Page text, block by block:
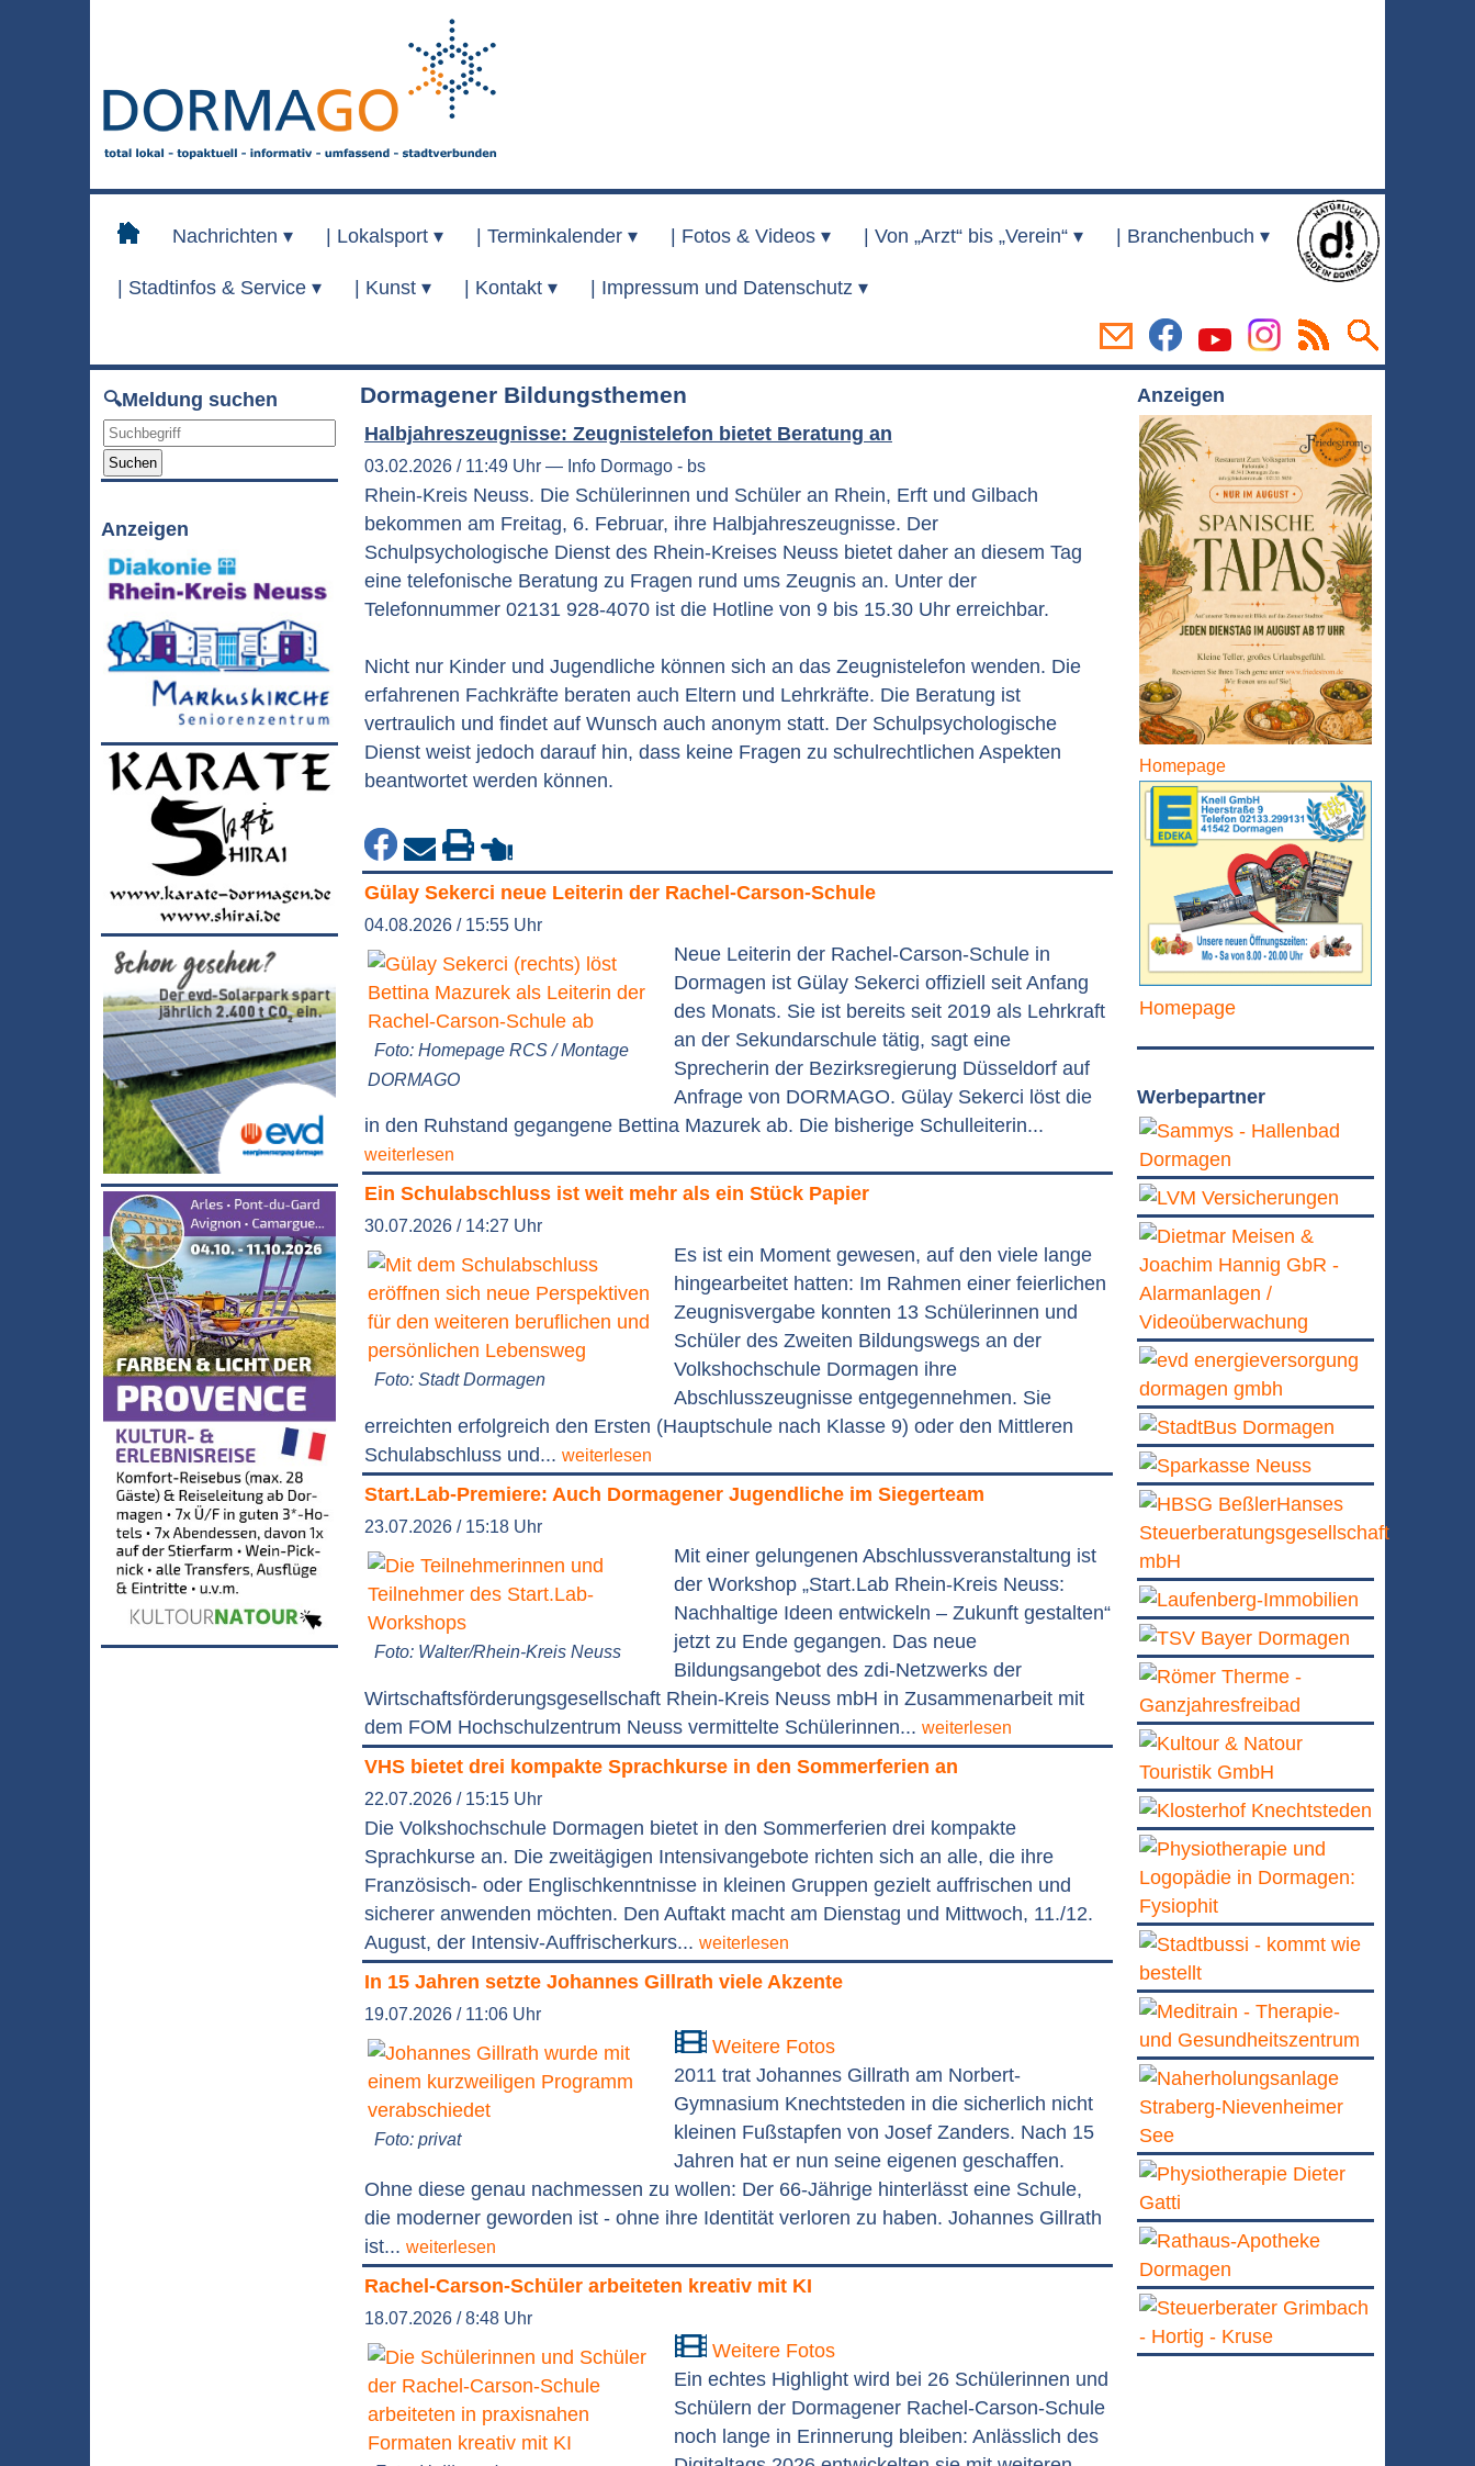
Nachrichten ▾ Lokalsport ▾ Terminkalender ▾ Fotos & Videos ▾ Von „Arzt“ bis „Verein“ ▾ Branchenbuch ▾
Stadtinfos & Service ▾ Kunst ▾ Kontakt ▾ Impressum und Datenschutz ▾
🔍Meldung suchen
Suchen
Anzeigen
Dormagener Bildungsthemen
Halbjahreszeugnisse: Zeugnistelefon bietet Beratung an
03.02.2026 / 11:49 Uhr — Info Dormago - bs
Rhein-Kreis Neuss. Die Schülerinnen und Schüler an Rhein, Erft und Gilbach
bekommen am Freitag, 6. Februar, ihre Halbjahreszeugnisse. Der
Schulpsychologische Dienst des Rhein-Kreises Neuss bietet daher an diesem Tag
eine telefonische Beratung zu Fragen rund ums Zeugnis an. Unter der
Telefonnummer 02131 928-4070 ist die Hotline von 9 bis 15.30 Uhr erreichbar.
Nicht nur Kinder und Jugendliche können sich an das Zeugnistelefon wenden. Die
erfahrenen Fachkräfte beraten auch Eltern und Lehrkräfte. Die Beratung ist
vertraulich und findet auf Wunsch auch anonym statt. Der Schulpsychologische
Dienst weist jedoch darauf hin, dass keine Fragen zu schulrechtlichen Aspekten
beantwortet werden können.
Gülay Sekerci neue Leiterin der Rachel-Carson-Schule
04.08.2026 / 15:55 Uhr
Foto: Homepage RCS / Montage
DORMAGO
Neue Leiterin der Rachel-Carson-Schule in
Dormagen ist Gülay Sekerci offiziell seit Anfang
des Monats. Sie ist bereits seit 2019 als Lehrkraft
an der Sekundarschule tätig, sagt eine
Sprecherin der Bezirksregierung Düsseldorf auf
Anfrage von DORMAGO. Gülay Sekerci löst die
in den Ruhstand gegangene Bettina Mazurek ab. Die bisherige Schulleiterin...
weiterlesen
Ein Schulabschluss ist weit mehr als ein Stück Papier
30.07.2026 / 14:27 Uhr
Foto: Stadt Dormagen
Es ist ein Moment gewesen, auf den viele lange
hingearbeitet hatten: Im Rahmen einer feierlichen
Zeugnisvergabe konnten 13 Schülerinnen und
Schüler des Zweiten Bildungswegs an der
Volkshochschule Dormagen ihre
Abschlusszeugnisse entgegennehmen. Sie
erreichten erfolgreich den Ersten (Hauptschule nach Klasse 9) oder den Mittleren
Schulabschluss und... weiterlesen
Start.Lab-Premiere: Auch Dormagener Jugendliche im Siegerteam
23.07.2026 / 15:18 Uhr
Foto: Walter/Rhein-Kreis Neuss
Mit einer gelungenen Abschlussveranstaltung ist
der Workshop „Start.Lab Rhein-Kreis Neuss:
Nachhaltige Ideen entwickeln – Zukunft gestalten“
jetzt zu Ende gegangen. Das neue
Bildungsangebot des zdi-Netzwerks der
Wirtschaftsförderungsgesellschaft Rhein-Kreis Neuss mbH in Zusammenarbeit mit
dem FOM Hochschulzentrum Neuss vermittelte Schülerinnen... weiterlesen
VHS bietet drei kompakte Sprachkurse in den Sommerferien an
22.07.2026 / 15:15 Uhr
Die Volkshochschule Dormagen bietet in den Sommerferien drei kompakte
Sprachkurse an. Die zweitägigen Intensivangebote richten sich an alle, die ihre
Französisch- oder Englischkenntnisse in kleinen Gruppen gezielt auffrischen und
sicherer anwenden möchten. Den Auftakt macht am Dienstag und Mittwoch, 11./12.
August, der Intensiv-Auffrischerkurs... weiterlesen
In 15 Jahren setzte Johannes Gillrath viele Akzente
19.07.2026 / 11:06 Uhr
Foto: privat
Weitere Fotos
2011 trat Johannes Gillrath am Norbert-
Gymnasium Knechtsteden in die sicherlich nicht
kleinen Fußstapfen von Josef Zanders. Nach 15
Jahren hat er nun seine eigenen geschaffen.
Ohne diese genau nachmessen zu wollen: Der 66-Jährige hinterlässt eine Schule,
die moderner geworden ist - ohne ihre Identität verloren zu haben. Johannes Gillrath
ist... weiterlesen
Rachel-Carson-Schüler arbeiteten kreativ mit KI
18.07.2026 / 8:48 Uhr
Weitere Fotos
Ein echtes Highlight wird bei 26 Schülerinnen und
Schülern der Dormagener Rachel-Carson-Schule
noch lange in Erinnerung bleiben: Anlässlich des
Anzeigen
Homepage
Homepage
Werbepartner